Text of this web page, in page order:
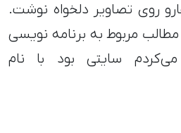
روی تصاویر دلخواه نوشت.
مربوط به برنامه نویسی
سایتی بود با نام